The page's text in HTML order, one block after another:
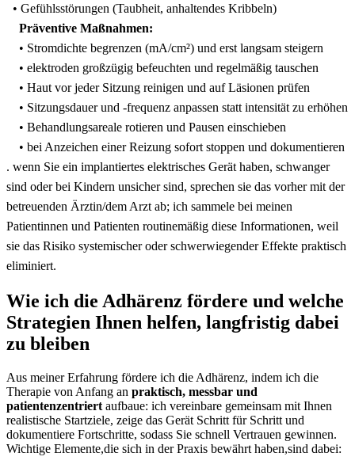
• ​Gefühlsstörungen (Taubheit, anhaltendes Kribbeln)
Präventive Maßnahmen:
• Stromdichte begrenzen (mA/cm²) und erst langsam ​steigern
• elektroden ⁢großzügig befeuchten⁢ und regelmäßig tauschen
• Haut vor jeder Sitzung reinigen und ‌auf Läsionen prüfen
• Sitzungsdauer und -frequenz anpassen‍ statt intensität zu erhöhen
• Behandlungsareale rotieren und Pausen einschieben
•​ bei ⁢Anzeichen ⁢einer ‌Reizung sofort stoppen ‌und dokumentieren
. wenn Sie⁢ ein implantiertes elektrisches ​Gerät haben,‌ schwanger
sind oder⁤ bei ⁤Kindern unsicher sind, sprechen sie das vorher mit der
betreuenden⁣ Ärztin/dem Arzt⁢ ab; ich sammele bei meinen
Patientinnen⁤ und ‍Patienten routinemäßig ⁣diese Informationen, weil
sie das Risiko systemischer‍ oder schwerwiegender Effekte praktisch
eliminiert.
Wie ​ich die Adhärenz⁤ fördere und welche
‌Strategien Ihnen⁣ helfen, langfristig dabei
zu‌ bleiben
Aus⁢ meiner Erfahrung⁢ fördere⁣ ich die⁢ Adhärenz,‍ indem ich die
⁤Therapie von Anfang an praktisch, messbar und
‌patientenzentriert aufbaue: ich ‌vereinbare ‌gemeinsam mit Ihnen
realistische‌ Startziele, zeige das Gerät Schritt‌ für⁤ Schritt und
dokumentiere Fortschritte,⁢ sodass Sie schnell Vertrauen gewinnen.
Wichtige Elemente,die sich in der Praxis bewährt haben,sind dabei: